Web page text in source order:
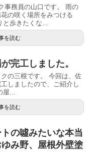
事務員の山口です。 雨の
の咲く場所をみつける
歩きたくな...
を読む
完工しました。
の三根です。 今回は、佐
しましたので、ご紹介し
...
を読む
の噓みたいな本当
み野、屋根外壁塗